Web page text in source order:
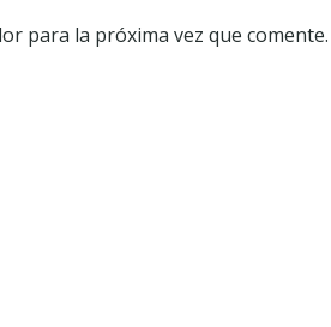
para la próxima vez que comente.